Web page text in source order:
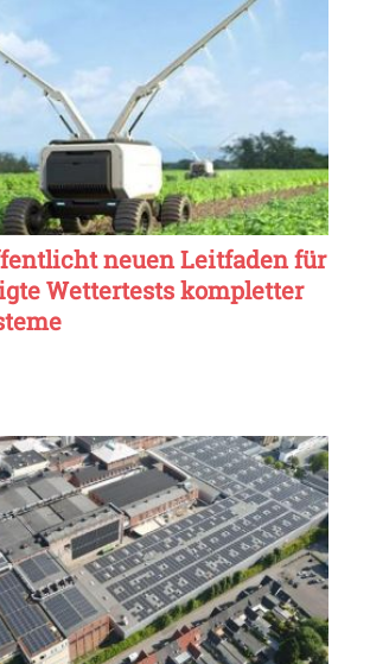
neuen Leitfaden für
Wettertests kompletter